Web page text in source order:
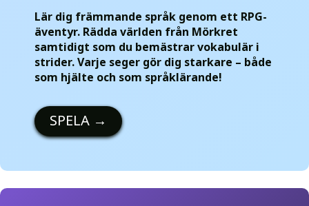
Lär dig främmande språk genom ett RPG-
äventyr. Rädda världen från Mörkret
samtidigt som du bemästrar vokabulär i
strider. Varje seger gör dig starkare – både
som hjälte och som språklärande!
SPELA →